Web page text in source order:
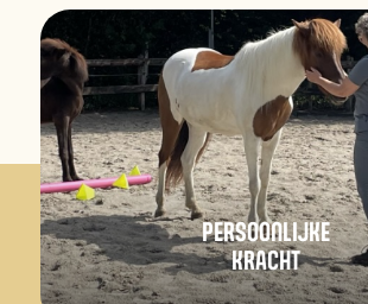
PERSOONLIJKE
KRACHT